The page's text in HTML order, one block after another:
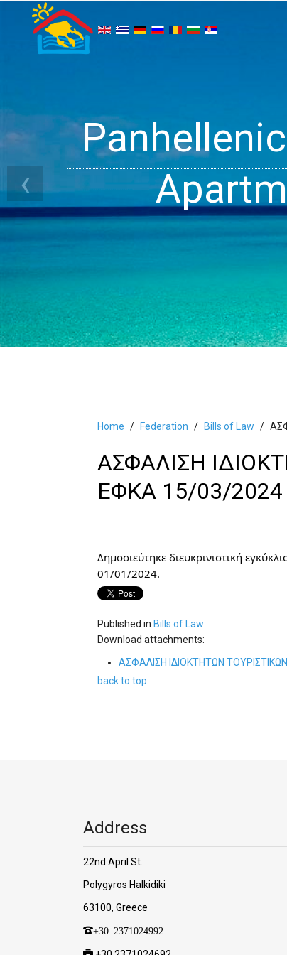
‹
Home Federation Bills of Law
ΑΣΦΑΛΙΣΗ
ΕΦΚΑ 15/03/2024
Δημοσιεύτηκε διευκρινιστική
01/01/2024.
Published in Bills of Law
Download attachments:
ΑΣΦΑΛΙΣΗ ΙΔΙΟΚΤΗΤΩΝ
back to top
Address
22nd April St.
Polygyros Halkidiki
63100, Greece
+30 2371024992